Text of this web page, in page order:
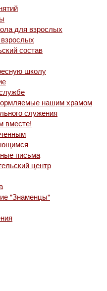
для взрослых
состав
школу
нашим храмом
служения
вместе!
письма
центр
"Знаменцы"